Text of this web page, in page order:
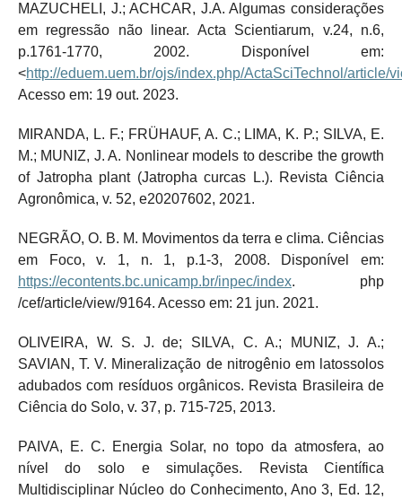
MAZUCHELI, J.; ACHCAR, J.A. Algumas considerações
em regressão não linear. Acta Scientiarum, v.24, n.6,
p.1761-1770, 2002. Disponível em:
<http://eduem.uem.br/ojs/index.php/ActaSciTechnol/article/
Acesso em: 19 out. 2023.
MIRANDA, L. F.; FRÜHAUF, A. C.; LIMA, K. P.; SILVA, E.
M.; MUNIZ, J. A. Nonlinear models to describe the growth
of Jatropha plant (Jatropha curcas L.). Revista Ciência
Agronômica, v. 52, e20207602, 2021.
NEGRÃO, O. B. M. Movimentos da terra e clima. Ciências
em Foco, v. 1, n. 1, p.1-3, 2008. Disponível em:
https://econtents.bc.unicamp.br/inpec/index. php
/cef/article/view/9164. Acesso em: 21 jun. 2021.
OLIVEIRA, W. S. J. de; SILVA, C. A.; MUNIZ, J. A.;
SAVIAN, T. V. Mineralização de nitrogênio em latossolos
adubados com resíduos orgânicos. Revista Brasileira de
Ciência do Solo, v. 37, p. 715-725, 2013.
PAIVA, E. C. Energia Solar, no topo da atmosfera, ao
nível do solo e simulações. Revista Científica
Multidisciplinar Núcleo do Conhecimento, Ano 3, Ed. 12,